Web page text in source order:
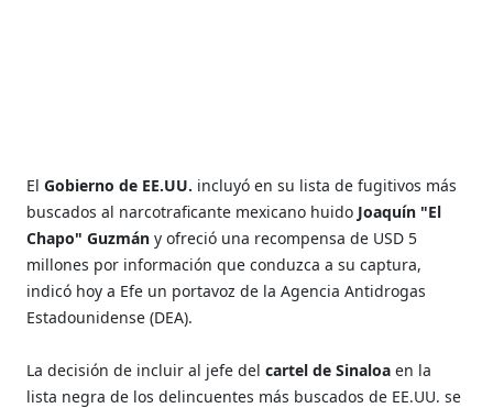
ElGobierno de EE.UU. incluyó en su lista de fugitivos más
buscados al narcotraficante mexicano huido Joaquín "El
Chapo" Guzmán y ofreció una recompensa de USD 5
millones por información que conduzca a su captura,
indicó hoy a Efe un portavoz de la Agencia Antidrogas
Estadounidense (DEA).
La decisión de incluir al jefe delcartel de Sinaloa en la
lista negra de los delincuentes más buscados de EE.UU. se